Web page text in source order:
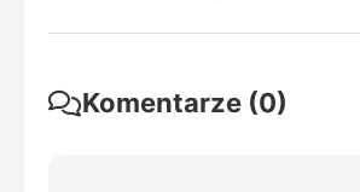
Komentarze (0)